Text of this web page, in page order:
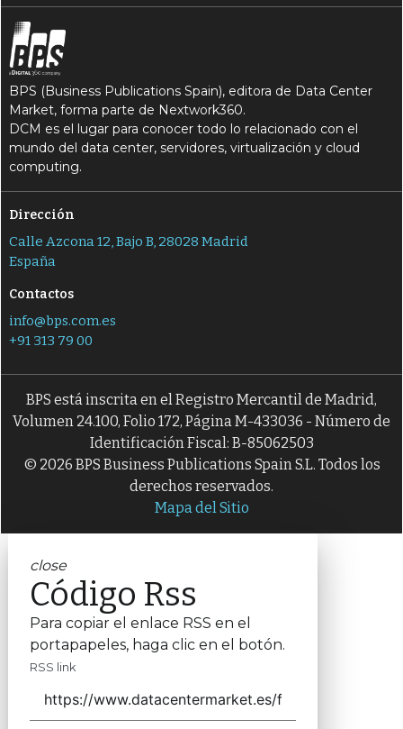
BPS (Business Publications Spain), editora de Data Center
Market, forma parte de Nextwork360.
DCM es el lugar para conocer todo lo relacionado con el
mundo del data center, servidores, virtualización y cloud
computing.
Dirección
Calle Azcona 12, Bajo B, 28028 Madrid
España
Contactos
info@bps.com.es
+91 313 79 00
BPS está inscrita en el Registro Mercantil de Madrid,
Volumen 24.100, Folio 172, Página M-433036 - Número de
Identificación Fiscal: B-85062503
© 2026 BPS Business Publications Spain S.L. Todos los
derechos reservados.
Mapa del Sitio
close
Código Rss
Para copiar el enlace RSS en el
portapapeles, haga clic en el botón.
RSS link